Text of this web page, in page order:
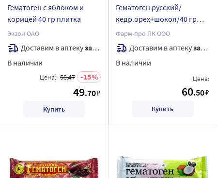
Гематоген с яблоком и
корицей 40 гр плитка
Экзон ОАО
Доставим в аптекузавтра
В наличии
Цена: 58.47 15
49.70₽
Купить
Гематоген русский/
кедр.орех+шокол/40 гр
плитка
Фарм-про ПК ООО
Доставим в аптекузавтра
В наличии
Цена:
60.50₽
Купить